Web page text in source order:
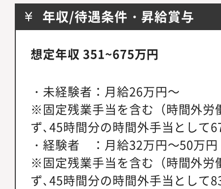
年収/待遇条件・昇給賞与
想定年収 351~675万円
・未経験者：月給26万円～
※固定残業手当を含む（時間外労
ず､45時間分の時間外手当として
・経験者 ：月給32万円～50万円
※固定残業手当を含む（時間外労
ず､45時間分の時間外手当として